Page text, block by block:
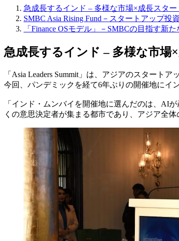
急成長するインド – 多様な市場×成長スタ
SMBC Asia Rising Fund－スタートアップ投
「Finance OSモデル」－SMBCの目指す新
急成長するインド – 多様な市場
「Asia Leaders Summit」は、アジアのスタート
今回、パンデミックを経て6年ぶりの開催地にイ
「インド・ムンバイを開催地に選んだのは、 AIが
くの意思決定者が集まる都市であり、アジア全